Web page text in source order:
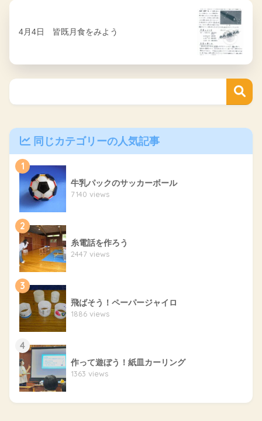
4月4日 皆既月食をみよう
同じカテゴリーの人気記事
1
牛乳パックのサッカーボール
7140 views
2
糸電話を作ろう
2447 views
3
飛ばそう！ペーパージャイロ
1886 views
4
作って遊ぼう！紙皿カーリング
1363 views